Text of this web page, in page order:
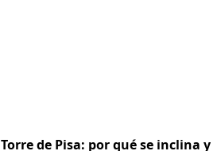
Torre de Pisa: por qué se inclina y